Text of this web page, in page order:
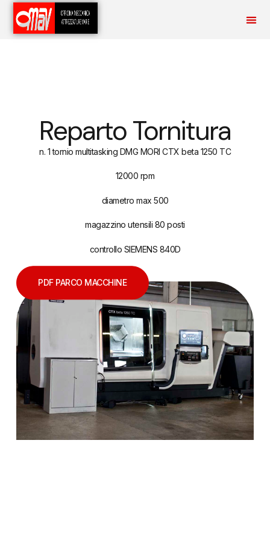
Reparto Tornitura
n. 1 tornio multitasking DMG MORI CTX beta 1250 TC
12000 rpm
diametro max 500
magazzino utensili 80 posti
controllo SIEMENS 840D
PDF PARCO MACCHINE